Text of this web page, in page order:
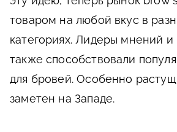
товаром на любой вкус в
категориях. Лидеры мнений и
также способствовали
для бровей. Особенно
заметен на Западе.